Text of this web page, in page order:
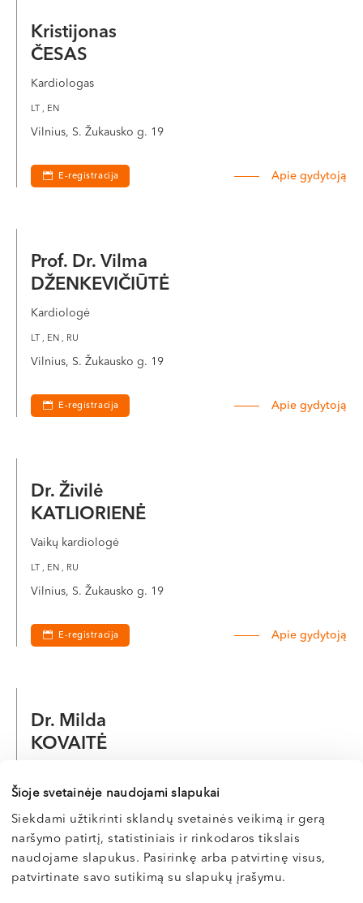
Šioje svetainėje naudojami slapukai
Siekdami užtikrinti sklandų svetainės veikimą ir gerą
naršymo patirtį, statistiniais ir rinkodaros tikslais
naudojame slapukus. Pasirinkę arba patvirtinę visus,
patvirtinate savo sutikimą su slapukų įrašymu.
Kristijonas
ČESAS
Kardiologas
LT , EN
Vilnius, S. Žukausko g. 19
E-registracija Apie gydytoją
Prof. Dr. Vilma
DŽENKEVIČIŪTĖ
Kardiologė
LT , EN , RU
Vilnius, S. Žukausko g. 19
E-registracija Apie gydytoją
Dr. Živilė
KATLIORIENĖ
Vaikų kardiologė
LT , EN , RU
Vilnius, S. Žukausko g. 19
E-registracija Apie gydytoją
Dr. Milda
KOVAITĖ
LT , EN , RU
Vilnius, S. Žukausko g. 19
E-registracija Apie gydytoją